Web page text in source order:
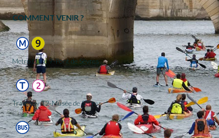
COMMENT VENIR ?
Metro Ligne 9-Pont de Sèvres
Tramway T2-Musée de Sèvres